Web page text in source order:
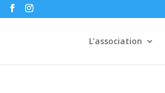
L’association